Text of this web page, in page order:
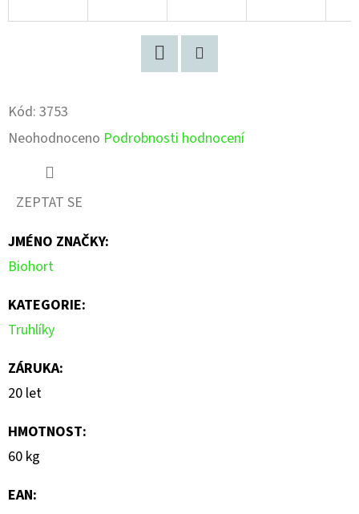
Kód: 3753
Průměrné
hodnocení
0,0
z
5
hvězdiček.
Neohodnoceno Podrobnosti hodnocení
ZEPTAT SE
JMÉNO ZNAČKY:
Biohort
KATEGORIE:
Truhlíky
ZÁRUKA:
20 let
HMOTNOST:
60 kg
EAN: